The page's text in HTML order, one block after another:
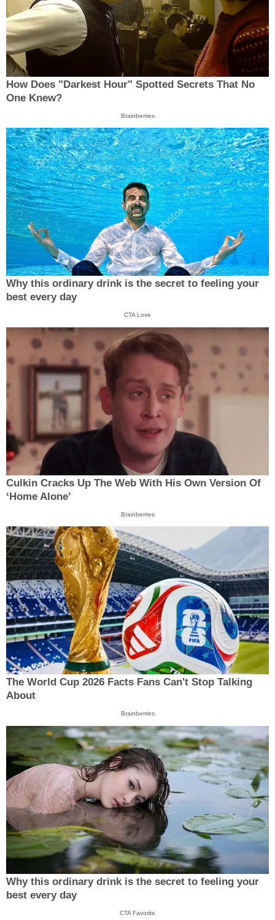
How Does "Darkest Hour" Spotted Secrets That No
One Knew?
Brainberries
Why this ordinary drink is the secret to feeling your
best every day
CTA Love
Culkin Cracks Up The Web With His Own Version Of
‘Home Alone’
Brainberries
The World Cup 2026 Facts Fans Can't Stop Talking
About
Brainberries
Why this ordinary drink is the secret to feeling your
best every day
CTA Favorite